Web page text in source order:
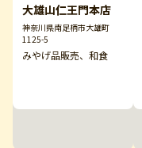
大雄山仁王門本店
神奈川県南足柄市大雄町
1125-5
みやげ品販売、和食